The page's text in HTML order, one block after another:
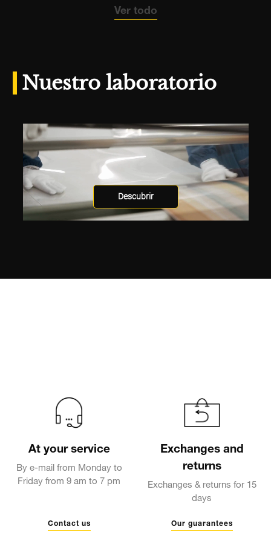
Ver todo
Nuestro laboratorio
Descubrir
At your service
By e-mail from Monday to
Friday from 9 am to 7 pm
Contact us
Exchanges and
returns
Exchanges & returns for 15
days
Our guarantees